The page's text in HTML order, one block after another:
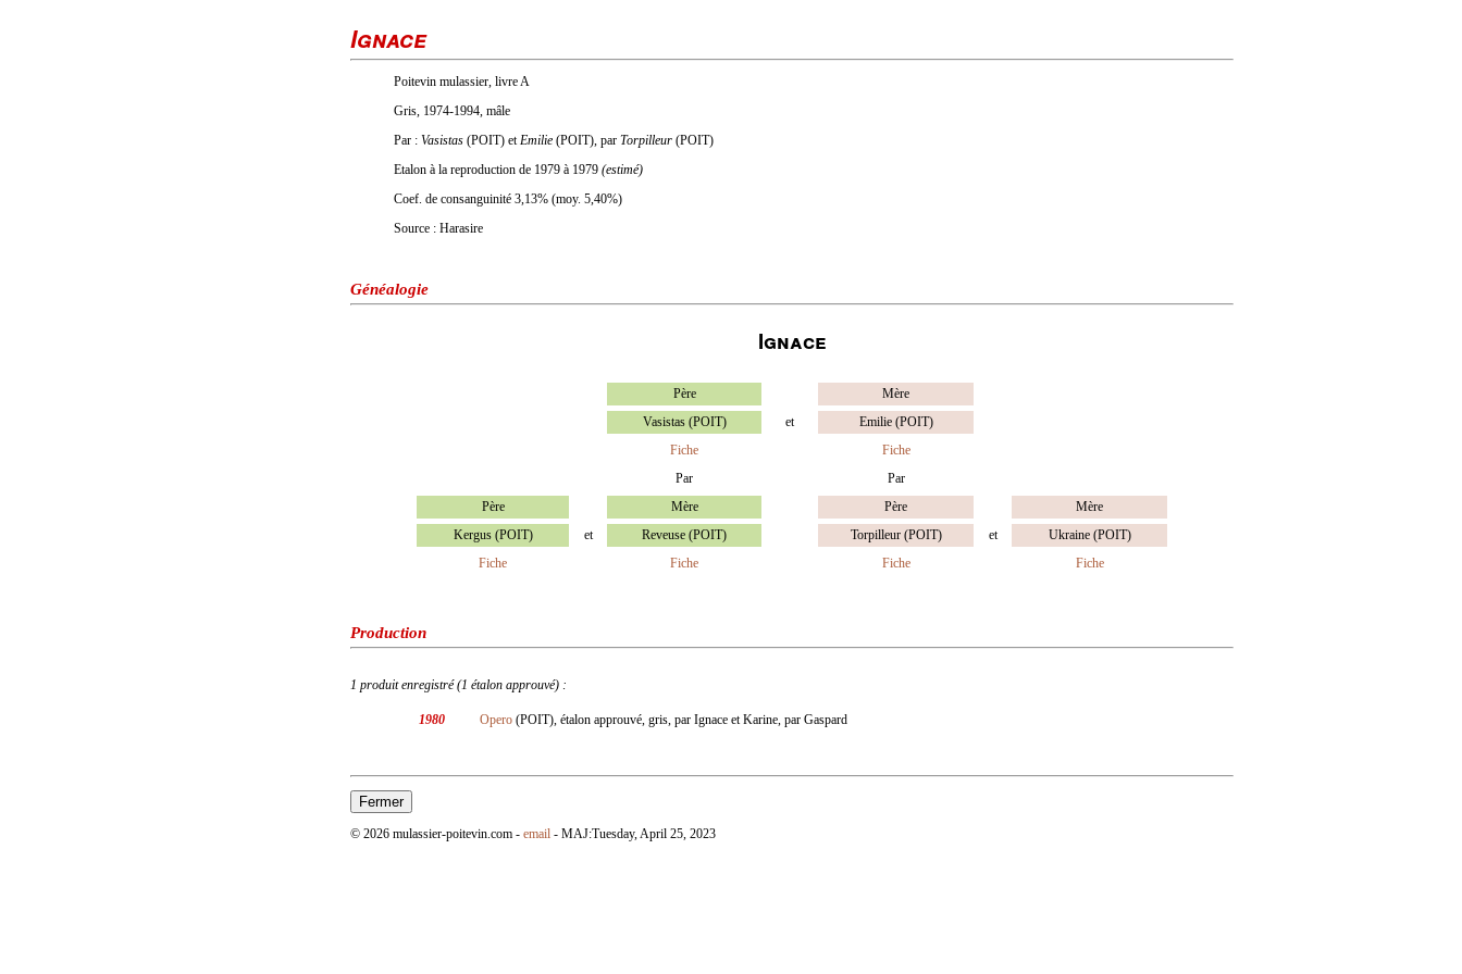
Ignace
Poitevin mulassier, livre A
Gris, 1974-1994, mâle
Par : Vasistas (POIT) etEmilie (POIT), par Torpilleur (POIT)
Etalon à la reproduction de 1979 à 1979 (estimé)
Coef. de consanguinité 3,13% (moy. 5,40%)
Source : Harasire
Généalogie
Ignace
Père
Mère
Vasistas (POIT)
et
Emilie (POIT)
Fiche
Fiche
Par
Par
Père
Mère Père
Mère
Kergus (POIT)
et Reveuse (POIT) Torpilleur (POIT) et
Ukraine (POIT)
Fiche
Fiche Fiche Fiche
Production
1 produit enregistré (1 étalon approuvé) :
1980 Opero (POIT), étalon approuvé, gris, par Ignace et Karine, par Gaspard
© 2026 mulassier-poitevin.com - email - MAJ:Tuesday, April 25, 2023